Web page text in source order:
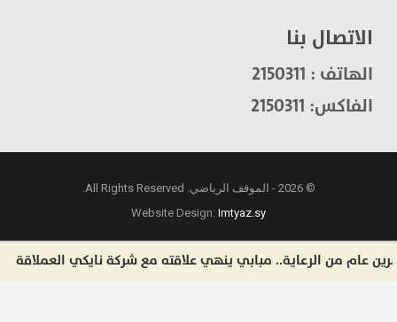
الاتصال بنا
الهاتف : 2150311
الفاكس: 2150311
© 2026 - الموقف الرياضي. All Rights Reserved.
Website Design:Imtyaz.sy
من الرعاية.. مبابي ينهي علاقته مع شركة نايكي العملاقة